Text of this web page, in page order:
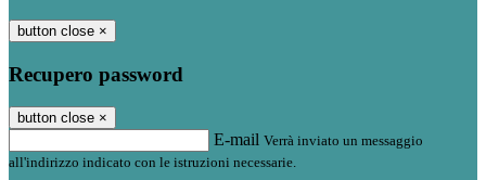
button close ×
Recupero password
button close ×
E-mail Verrà inviato un messaggio
all'indirizzo indicato con le istruzioni necessarie.